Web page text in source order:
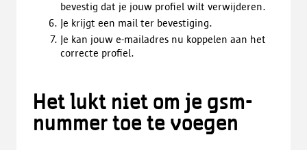
bevestig dat je jouw profiel wilt verwijderen.
Je krijgt een mail ter bevestiging.
Je kan jouw e-mailadres nu koppelen aan het
correcte profiel.
Het lukt niet om je gsm-
nummer toe te voegen